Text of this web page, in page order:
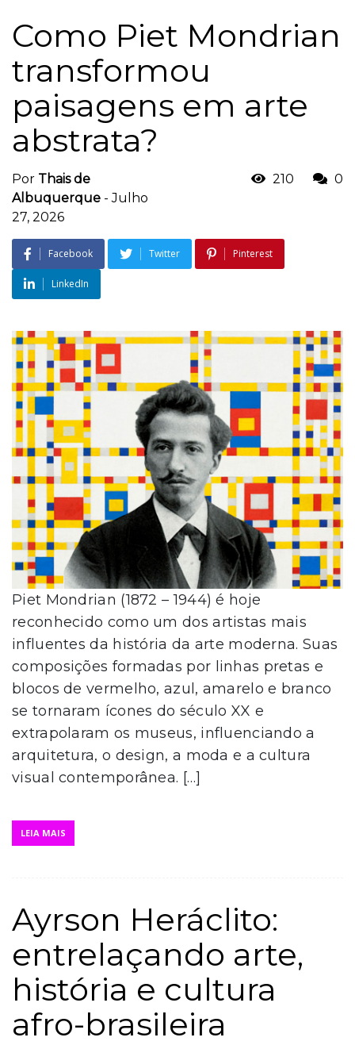
Como Piet Mondrian
transformou
paisagens em arte
abstrata?
Por Thais de
Albuquerque -Julho
27, 2026
210 0
Facebook Twitter Pinterest
LinkedIn
Piet Mondrian (1872 – 1944) é hoje
reconhecido como um dos artistas mais
influentes da história da arte moderna. Suas
composições formadas por linhas pretas e
blocos de vermelho, azul, amarelo e branco
se tornaram ícones do século XX e
extrapolaram os museus, influenciando a
arquitetura, o design, a moda e a cultura
visual contemporânea. […]
LEIA MAIS
Ayrson Heráclito:
entrelaçando arte,
história e cultura
afro-brasileira